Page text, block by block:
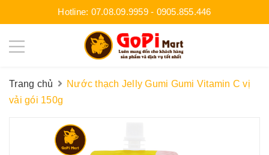
Hotline: 07.08.09.9959- 0905.855.446
Trang chủ
Nước thạch Jelly Gumi Gumi Vitamin C vị
vải gói 150g